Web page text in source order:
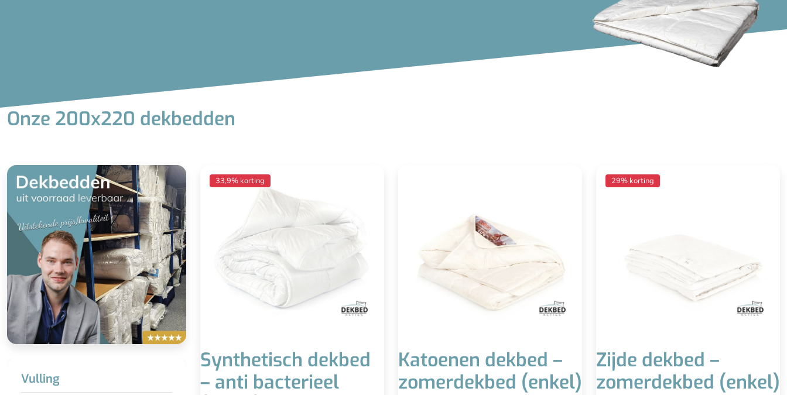
Onze 200x220 dekbedden
Vulling
33,9% korting
Synthetisch dekbed
– anti bacterieel
Synthetisch dekbed – anti bacterieel
Ieder seizoen (warmteklasse 2)
Wasbaar tot 60°
Anti-bacterieel
Reukloos & goede isolatie (holle vezel)
Minder luxe uitstraling, goedkopere
afwerking
Katoenen dekbed –
zomerdekbed (enkel)
Lekker luchtig en koel
temperaturen
29% korting
Zijde dekbed –
zomerdekbed (enkel)
Zijde dekbed – zomerdekbed (enkel)
Voor sommigen een te licht dekbed
(weinig druk)